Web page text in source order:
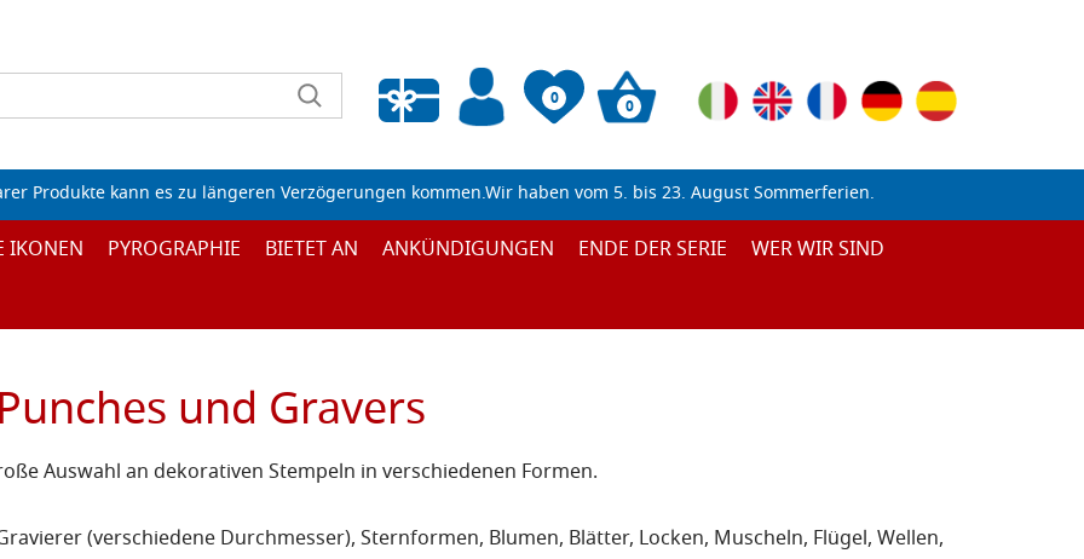
0
Wunschliste leeren
0
Produkte kann es zu längeren Verzögerungen kommen.Wir haben vom 5. bis 23. August Sommerferien.
IKONEN PYROGRAPHIE BIETET AN ANKÜNDIGUNGEN ENDE DER SERIE WER WIR SIND
und Gravers
Auswahl an dekorativen Stempeln in verschiedenen Formen.
(verschiedene Durchmesser), Sternformen, Blumen, Blätter, Locken, Muscheln, Flügel, Wellen,